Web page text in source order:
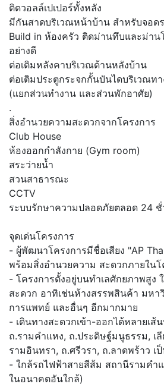
ติดวอลล์เปเปอร์ทั้งหลัง
มีกันสาดบริเวณหน้าบ้าน สำหรับจอด
Build in ห้องครัว ติดม่านทึบและม่าน
อย่างดี
ต่อเติมหลังคาบริเวณด้านหลังบ้าน
ต่อเติมประตูกระจกกั้นบันไดบริเวณท
(แยกส่วนทำงาน และส่วนพักอาศัย)
.
สิ่งอำนวยความสะดวกจากโครงการ
Club House
ห้องออกกำลังกาย (Gym room)
สระว่ายน้ำ
สวนสาธารณะ
CCTV
ระบบรักษาความปลอดภัยตลอด 24 ชั่
จุดเด่นโครงการ
- ผู้พัฒนาโครงการมีชื่อเสียง "AP
พร้อมสิ่งอำนวยความ สะดวกภายใน
- โครงการตั้งอยู่บนทำเลศักยภาพสูง
สะดวก อาทิเช่นห้างสรรพสินค้า มหา
การแพทย์ และอื่นๆ อีกมากมาย
- เดินทางสะดวกเข้า-ออกได้หลายเส้
ถ.รามคำแหง, ถ.ประดิษฐ์มนูธรรม, เ
รามอินทรา, ถ.ศรีวรา, ถ.ลาดพร้าว เ
- ใกล้รถไฟฟ้าสายสีส้ม สถานีรามคำ
ในอนาคตอันใกล้)